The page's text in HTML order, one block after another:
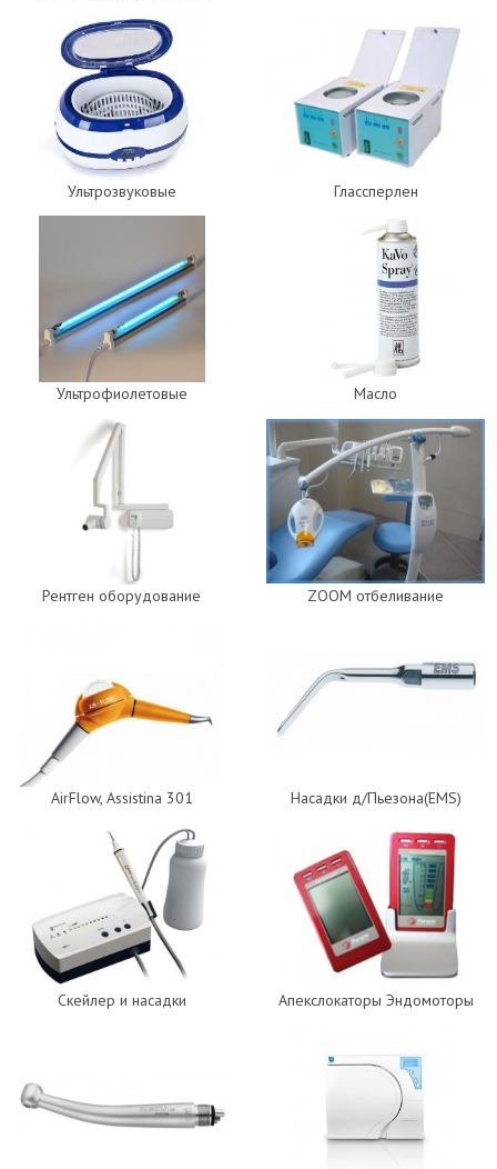
Ультрозвуковые Глассперлен
Ультрофиолетовые Масло
Рентген оборудование ZOOM отбеливание
AirFlow, Assistina 301 Насадки д/Пьезона(EMS)
Скейлер и насадки Апекслокаторы Эндомоторы